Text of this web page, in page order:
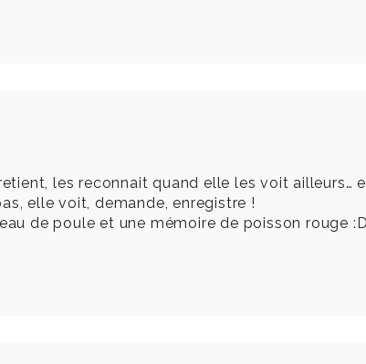
les reconnait quand elle les voit ailleurs…
elle voit, demande, enregistre !
de poule et une mémoire de poisson rouge